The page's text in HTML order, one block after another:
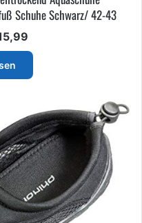
Schuhe Schwarz/ 42-43
€7,99
€15,99